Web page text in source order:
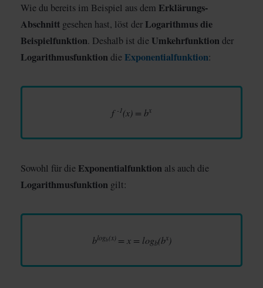
Wie du bereits im Beispiel aus dem Erklärungs-
Abschnitt gesehen hast, löst der Logarithmus die
Beispielfunktion. Deshalb ist die Umkehrfunktionder
Logarithmusfunktiondie Exponentialfunktion:
f-1(x) = bx
Sowohl für die Exponentialfunktion als auch die
Logarithmusfunktion gilt:
blogb(x) = x = logb(bx)